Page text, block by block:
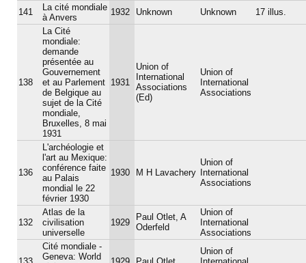
141
La cité mondiale
à Anvers
1932 Unknown Unknown 17 illus.
138
La Cité
mondiale:
demande
présentée au
Gouvernement
et au Parlement
de Belgique au
sujet de la Cité
mondiale,
Bruxelles, 8 mai
1931
1931
Union of
International
Associations
(Ed)
Union of
International
Associations
136
L'archéologie et
l'art au Mexique:
conférence faite
au Palais
mondial le 22
février 1930
1930 M H Lavachery
Union of
International
Associations
132
Atlas de la
civilisation
universelle
1929
Paul Otlet, A
Oderfeld
Union of
International
Associations
Cité mondiale -
Geneva: World
Union of